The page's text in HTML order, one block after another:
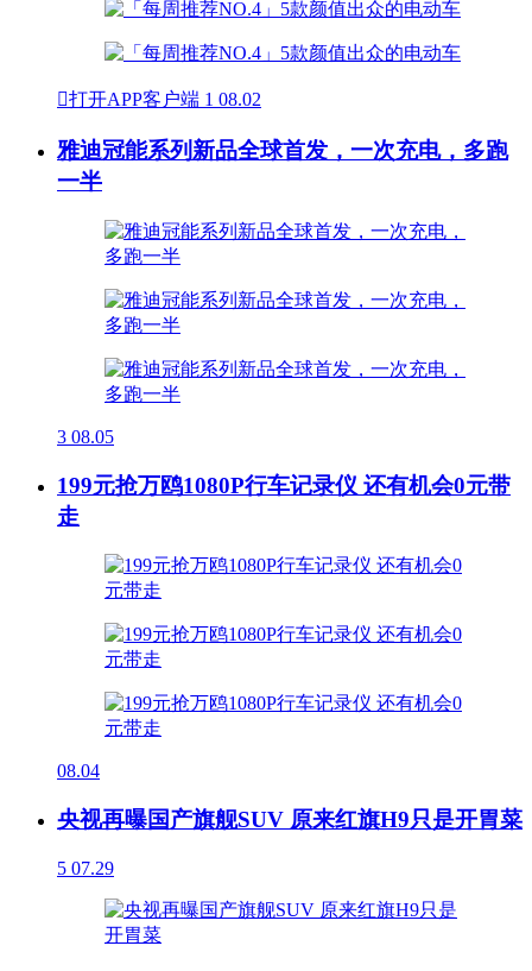
打开APP客户端 1 08.02
雅迪冠能系列新品全球首发，一次充电，多跑
一半
3 08.05
199元抢万鸥1080P行车记录仪 还有机会0元带
走
08.04
央视再曝国产旗舰SUV 原来红旗H9只是开胃菜
5 07.29